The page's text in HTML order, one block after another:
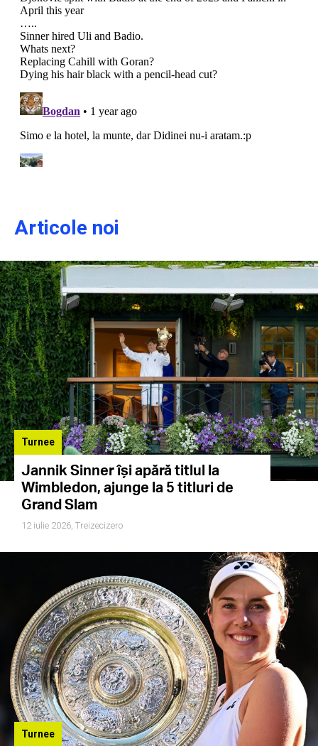
Articole noi
Turnee
Jannik Sinner își apără titlul la
Wimbledon, ajunge la 5 titluri de
Grand Slam
12 iulie 2026, Treizecizero
Turnee